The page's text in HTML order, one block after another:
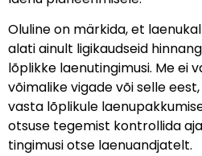
Oluline on märkida, et
alati ainult ligikaudseid
lõplikke laenutingimusi. Me ei
võimalike vigade või selle
vasta lõplikule
otsuse tegemist kontrollida
tingimusi otse laenuandjatelt.